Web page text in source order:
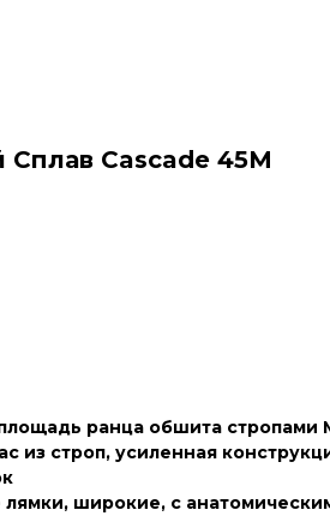
Сплав Cascade 45M
ранца обшита стропами
из строп, усиленная
широкие, с